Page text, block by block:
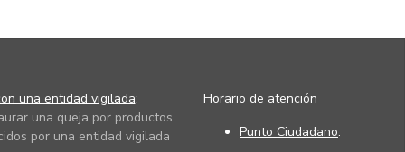
una entidad vigilada:
una queja por productos
por una entidad vigilada
Horario de atención
Punto Ciudadano: